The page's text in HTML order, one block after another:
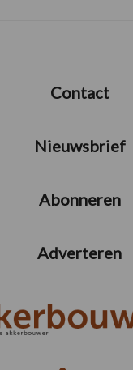
Contact
Nieuwsbrief
Abonneren
Adverteren